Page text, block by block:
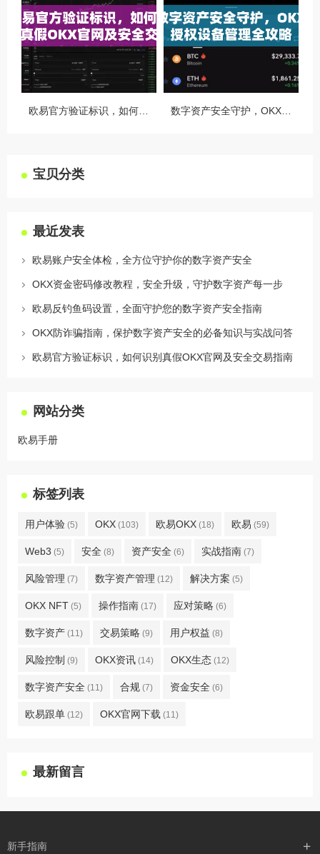
宝贝分类
最近发表
欧易账户安全体检，全方位守护你的数字资产安全
OKX资金密码修改教程，安全升级，守护数字资产每一步
欧易反钓鱼码设置，全面守护您的数字资产安全指南
OKX防诈骗指南，保护数字资产安全的必备知识与实战问答
欧易官方验证标识，如何识别真假OKX官网及安全交易指南
网站分类
欧易手册
标签列表
用户体验 (5) OKX (103) 欧易OKX (18) 欧易 (59)
Web3 (5) 安全 (8) 资产安全 (6) 实战指南 (7)
风险管理 (7) 数字资产管理 (12) 解决方案 (5)
OKX NFT (5) 操作指南 (17) 应对策略 (6)
数字资产 (11) 交易策略 (9) 用户权益 (8)
风险控制 (9) OKX资讯 (14) OKX生态 (12)
数字资产安全 (11) 合规 (7) 资金安全 (6)
欧易跟单 (12) OKX官网下载 (11)
最新留言
新手指南